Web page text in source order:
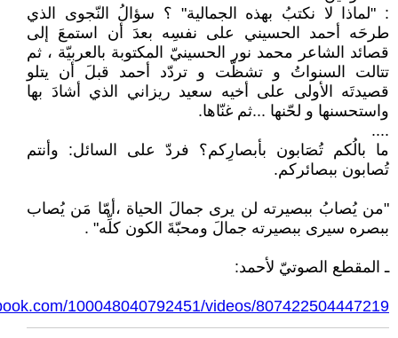
: "لماذا لا نكتبُ بهذه الجمالية" ؟ سؤالُ النّجوى الذي
طرحَه أحمد الحسيني على نفسِه بعدَ أن استمعَ إلى
قصائد الشاعر محمد نور الحسينيّ المكتوبة بالعربيّة ، ثم
تتالت السنواتُ و تشظّت و تردّد أحمد قبلَ أن يتلو
قصيدتَه الأولى على أخيه سعيد ريزاني الذي أشادَ بها
واستحسنها و لحّنها ...ثم غنّاها.
....
ما بالُكم تُصَابون بأبصارِكم؟ فردّ على السائل: وأنتم
تُصابون ببصائركم.
"من يُصابُ ببصيرته لن يرى جمالَ الحياة ،أمّا مَن يُصاب
ببصره سيرى ببصيرته جمالَ ومحبّةَ الكون كلِّه" .
ـ المقطع الصوتيّ لأحمد:
100048040792451/videos/807422504447219